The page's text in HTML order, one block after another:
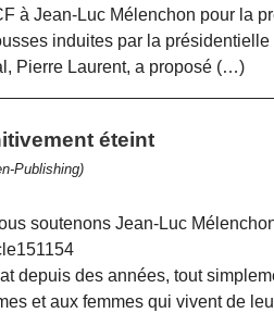
à Jean-Luc Mélenchon pour la
induites par la
Pierre Laurent, a proposé (…)
éteint
Publishing)
soutenons Jean-Luc
depuis des années, tout
et aux femmes qui vivent de